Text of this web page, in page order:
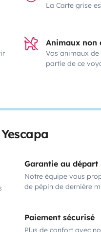
La Carte grise
Animaux non
Vos animaux
partie de ce
Garantie au départ
Notre équipe vous
de pépin de dernière
Paiement sécurisé
Plus de confort avec